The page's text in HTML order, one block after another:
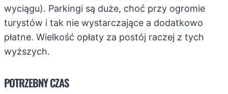
wyciągu). Parkingi są duże, choć przy ogromie
turystów i tak nie wystarczające a dodatkowo
płatne. Wielkość opłaty za postój raczej z tych
wyższych.
POTRZEBNY CZAS